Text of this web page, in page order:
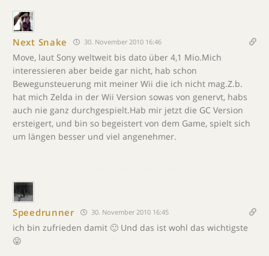
Next Snake 30. November 2010 16:46
Move, laut Sony weltweit bis dato über 4,1 Mio.Mich
interessieren aber beide gar nicht, hab schon
Bewegunsteuerung mit meiner Wii die ich nicht mag.Z.b.
hat mich Zelda in der Wii Version sowas von genervt, habs
auch nie ganz durchgespielt.Hab mir jetzt die GC Version
ersteigert, und bin so begeistert von dem Game, spielt sich
um längen besser und viel angenehmer.
Speedrunner 30. November 2010 16:45
ich bin zufrieden damit 🙂 Und das ist wohl das wichtigste
😛